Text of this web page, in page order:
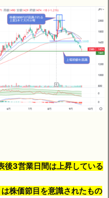
後3営業日間は上昇している
株価節目を意識されたもの